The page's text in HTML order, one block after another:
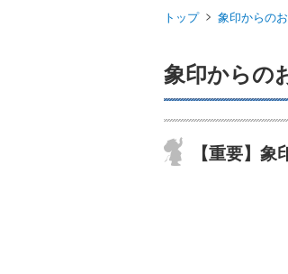
トップ 象印からの
象印からの
【重要】